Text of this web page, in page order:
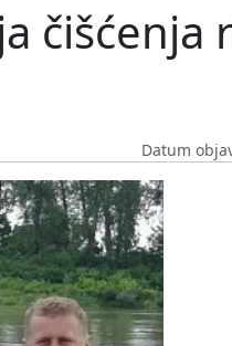
čišćenja
Datum